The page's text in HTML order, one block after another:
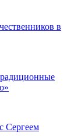
в
Сергеем